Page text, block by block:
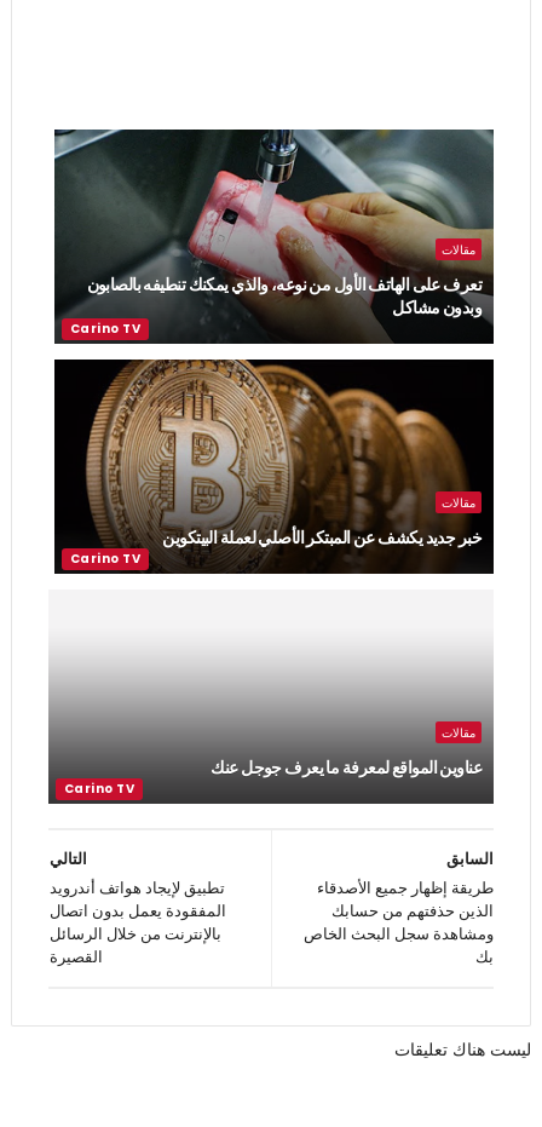
مقالات
تعرف على الهاتف الأول من نوعه، والذي يمكنك تنطيفه بالصابون
وبدون مشاكل
مقالات
خبر جديد يكشف عن المبتكر الأصلي لعملة البيتكوين
مقالات
عناوين المواقع لمعرفة ما يعرف جوجل عنك
التالي
تطبيق لإيجاد هواتف أندرويد
المفقودة يعمل بدون اتصال
بالإنترنت من خلال الرسائل
القصيرة
السابق
طريقة إظهار جميع الأصدقاء
الذين حذفتهم من حسابك
ومشاهدة سجل البحث الخاص
بك
ليست هناك تعليقات